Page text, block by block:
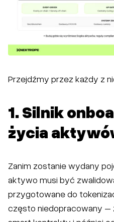
Przejdźmy przez każdy z
1. Silnik
życia
Zanim zostanie wydany
aktywo musi być
przygotowane do
często niedopracowany –